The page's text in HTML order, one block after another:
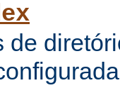
de